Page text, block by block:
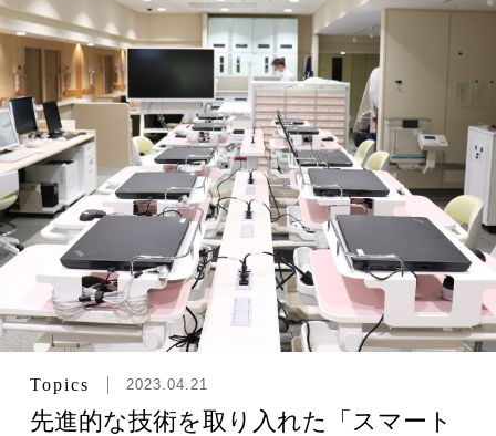
Topics 2023.04.21
先進的な技術を取り入れた「スマート